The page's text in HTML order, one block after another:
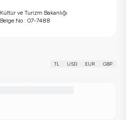
Kültür ve Turizm Bakanlığı
Belge No : 07-7488
TL USD EUR GBP